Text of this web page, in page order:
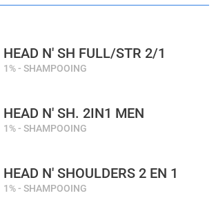
HEAD N' SH FULL/STR 2/1
1% - SHAMPOOING
HEAD N' SH. 2IN1 MEN
1% - SHAMPOOING
HEAD N' SHOULDERS 2 EN 1
1% - SHAMPOOING